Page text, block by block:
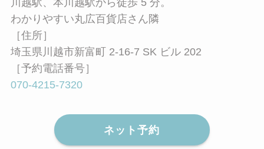
川越駅、本川越駅から徒歩 5 分。
わかりやすい丸広百貨店さん隣
［住所］
埼玉県川越市新富町 2-16-7 SK ビル 202
［予約電話番号］
070-4215-7320
ネット予約